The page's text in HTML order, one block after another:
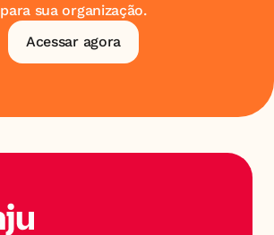
para sua organização.
Acessar agora